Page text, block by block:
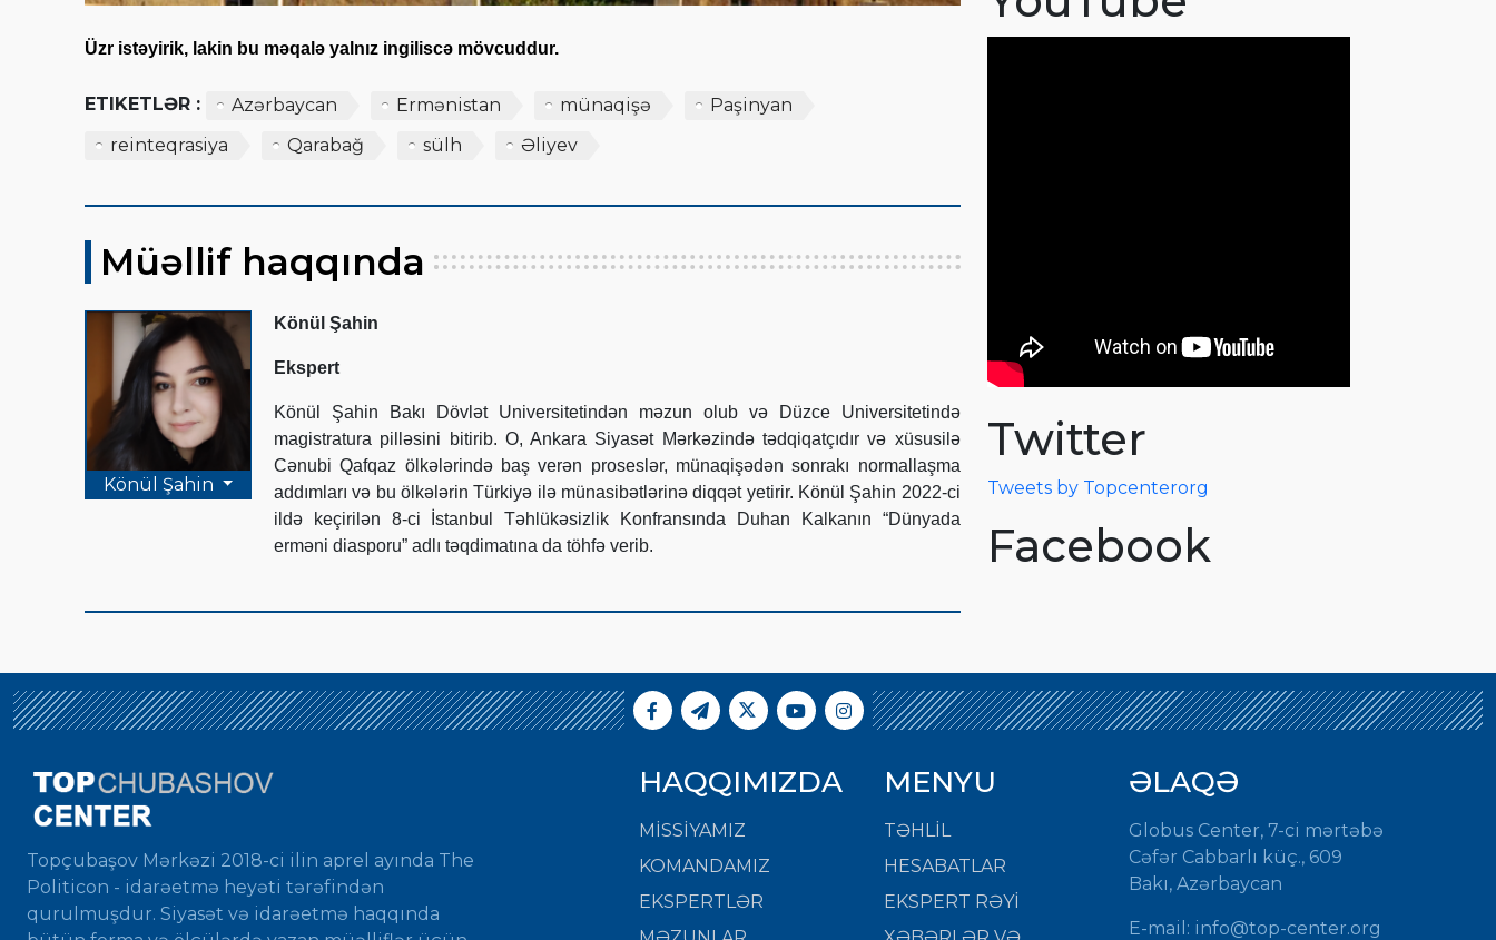
Üzr istəyirik, lakin bu məqalə yalnız ingiliscə mövcuddur.
ETIKETLƏR : Azərbaycan Ermənistan münaqişə
Paşinyan
reinteqrasiya
Qarabağ sülh Əliyev
Müəllif haqqında
Könül Şahin
Könül Şahin
Ekspert
Könül Şahin Bakı Dövlət Universitetindən məzun olub və Düzce Universitetində
magistratura pilləsini bitirib. O, Ankara Siyasət Mərkəzində tədqiqatçıdır və xüsusilə
Cənubi Qafqaz ölkələrində baş verən proseslər, münaqişədən sonrakı normallaşma
addımları və bu ölkələrin Türkiyə ilə münasibətlərinə diqqət yetirir. Könül Şahin 2022-ci
ildə keçirilən 8-ci İstanbul Təhlükəsizlik Konfransında Duhan Kalkanın “Dünyada
erməni diasporu” adlı təqdimatına da töhfə verib.
Twitter
Tweets by Topcenterorg
Facebook
Topçubaşov Mərkəzi 2018-ci ilin aprel ayında The
Politicon - idarəetmə heyəti tərəfindən
qurulmuşdur. Siyasət və idarəetmə haqqında
HAQQIMIZDA
MISSIYAMIZ
KOMANDAMIZ
EKSPERTLƏR
MENYU
TƏHLİL
HESABATLAR
EKSPERT RƏYİ
ƏLAQƏ
Globus Center, 7-ci mərtəbə
Cəfər Cabbarlı küç., 609
Bakı, Azərbaycan
E-mail: info@top-center.org